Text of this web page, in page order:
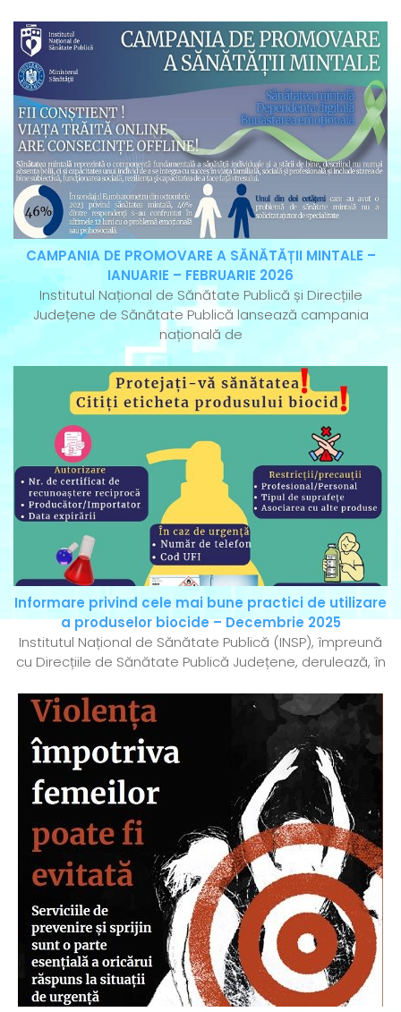
CAMPANIA DE PROMOVARE A SĂNĂTĂȚII MINTALE –
IANUARIE – FEBRUARIE 2026
Institutul Național de Sănătate Publică și Direcțiile
Județene de Sănătate Publică lansează campania
națională de
Informare privind cele mai bune practici de utilizare
a produselor biocide – Decembrie 2025
Institutul Național de Sănătate Publică (INSP), împreună
cu Direcțiile de Sănătate Publică Județene, derulează, în